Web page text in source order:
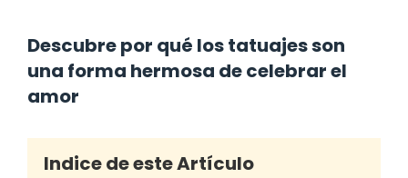
Descubre por qué los tatuajes son
una forma hermosa de celebrar el
amor
Indice de este Artículo